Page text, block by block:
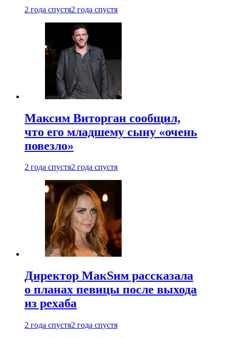
2 года спустя2 года спустя
Максим Виторган сообщил,
что его младшему сыну «очень
повезло»
2 года спустя2 года спустя
Директор МакSим рассказала
о планах певицы после выхода
из рехаба
2 года спустя2 года спустя